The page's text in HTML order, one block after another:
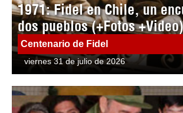
1971: Fidel en Chile, un
dos pueblos (+Fotos +Video)
Centenario de Fidel
viernes 31 de julio de 2026